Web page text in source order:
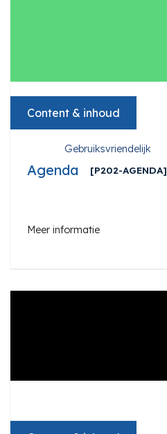
Content & inhoud
Gebruiksvriendelijk
Agenda [P202-AGENDA]
Meer informatie